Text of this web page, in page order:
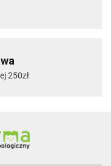
250zł